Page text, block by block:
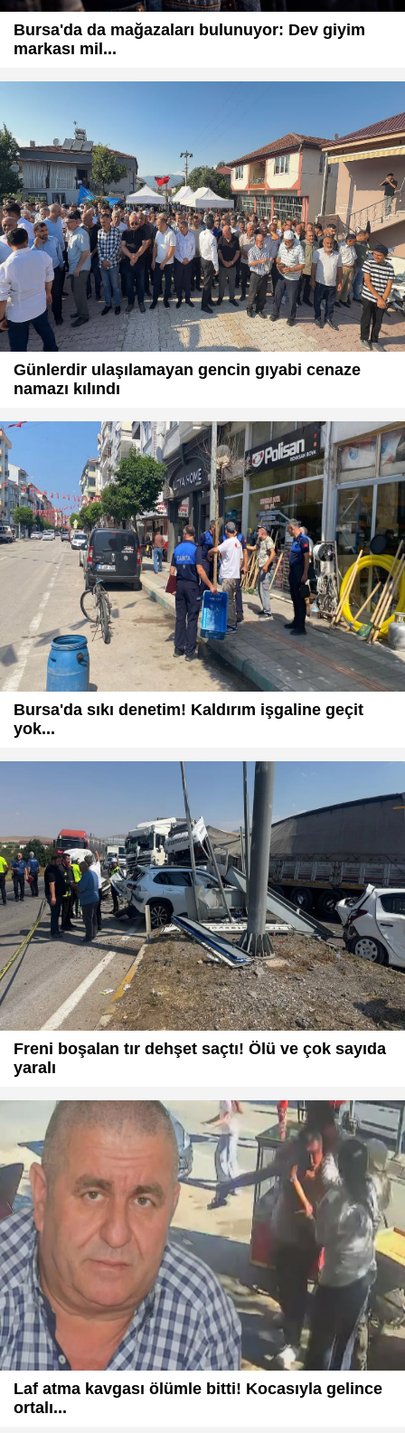
Bursa'da da mağazaları bulunuyor: Dev giyim
markası mil...
Günlerdir ulaşılamayan gencin gıyabi cenaze
namazı kılındı
Bursa'da sıkı denetim! Kaldırım işgaline geçit
yok...
Freni boşalan tır dehşet saçtı! Ölü ve çok sayıda
yaralı
Laf atma kavgası ölümle bitti! Kocasıyla gelince
ortalı...